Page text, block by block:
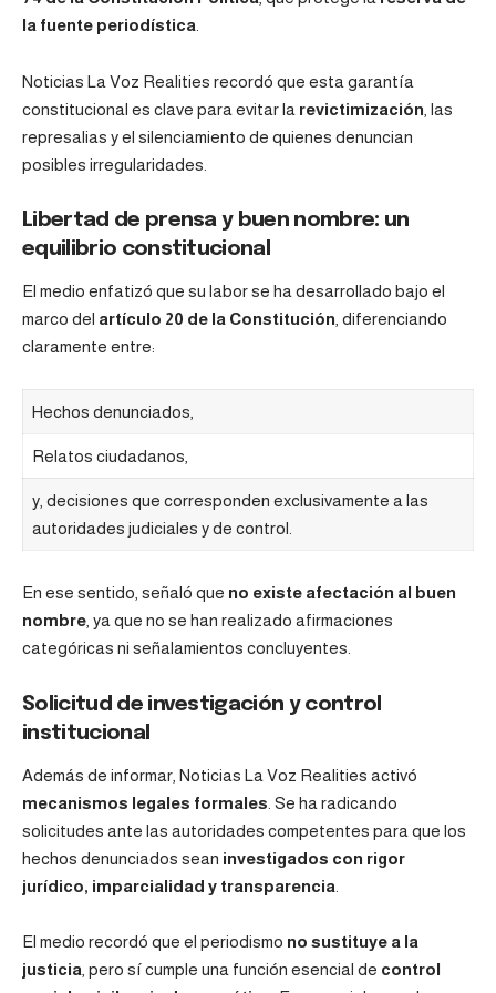
la fuente periodística
Noticias La Voz Realities recordó que esta garantía
constitucional es clave para evitar la revictimización , las
represalias y el silenciamiento de quienes denuncian
posibles irregularidades.
Libertad de prensa y buen nombre: un
equilibrio constitucional
El medio enfatizó que su labor se ha desarrollado bajo el
marco del artículo 20 de la Constitución , diferenciando
claramente entre:
Hechos denunciados,
Relatos ciudadanos,
y, decisiones que corresponden exclusivamente a las
autoridades judiciales y de control.
En ese sentido, señaló que no existe afectación al buen
nombre , ya que no se han realizado afirmaciones
categóricas ni señalamientos concluyentes.
Solicitud de investigación y control
institucional
Además de informar, Noticias La Voz Realities activó
mecanismos legales formales . Se ha radicando
solicitudes ante las autoridades competentes para que los
hechos denunciados sean investigados con rigor
jurídico, imparcialidad y transparencia
El medio recordó que el periodismo no sustituye a la
justicia , pero sí cumple una función esencial de control